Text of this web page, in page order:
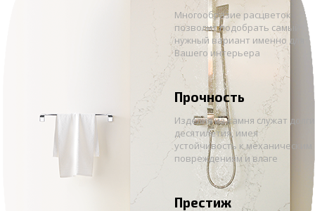
Многообразие расцветок
позволит подобрать самый
нужный вариант именно для
Вашего интерьера
Прочность
Изделия из камня служат
десятилетия, имея
устойчивость к механическим
повреждениям и влаге
Престиж